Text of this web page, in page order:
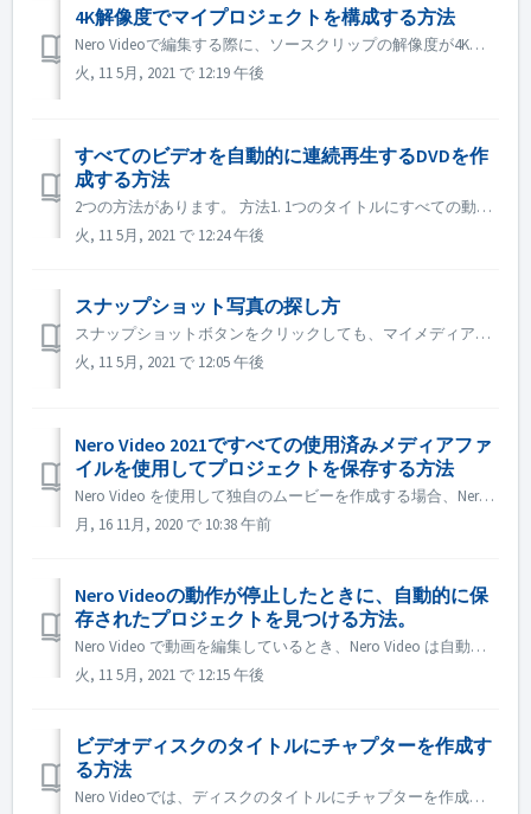
4K解像度でマイプロジェクトを構成する方法
Nero Videoで編集する際に、ソースクリップの解像度が4K以上で、出力ファイルも4Kにしたい場合は、以下の手順を行ってください。 1. 「オプション」→「ムービーオプション」を開き、「解像度」オプションを「UItra HD（4K）」にします。 2. プレビュー品質を向上させるために、プレビューエリアの...
火, 11 5月, 2021 で 12:19 午後
すべてのビデオを自動的に連続再生するDVDを作
成する方法
2つの方法があります。 方法1. 1つのタイトルにすべての動画ファイルを追加する。 編集画面で、自動的に連続再生させたいすべての動画ファイルをタイムラインに読み込みます。 次へのボタンをクリックして、DVDに書き込みます。 方法 2. タイトルに「End Action」を設定する...
火, 11 5月, 2021 で 12:24 午後
スナップショット写真の探し方
スナップショットボタンをクリックしても、マイメディアにスナップショット画像が表示されない場合があります。その場合は、以下の方法で確認してください。 1. ヘッドバーの「オプション」をクリックします。 2. アプリケーションの設定」をクリックします。 3. 保存タブでスナップショット画像のパスを確認します。...
火, 11 5月, 2021 で 12:05 午後
Nero Video 2021ですべての使用済みメディアファ
イルを使用してプロジェクトを保存する方法
Nero Video を使用して独自のムービーを作成する場合、Nero Video では、ビデオ、音楽、写真などのメディアファイルを別のフォルダや、テレビやカメラなどの別のデバイスからインポートすることができます。同時に、すべてのメディアファイルは「マイメディア」パレットで管理することができます。 メディアフ...
月, 16 11月, 2020 で 10:38 午前
Nero Videoの動作が停止したときに、自動的に保
存されたプロジェクトを見つける方法。
Nero Video で動画を編集しているとき、Nero Video は自動的にプロジェクトをバックグラウンドで保存します。 プロジェクトを保存する前に Nero Video の動作が停止した場合でも、この方法で自動保存されたプロジェクトを見つけることができます。 1. 次の場所にある ユーザ...
火, 11 5月, 2021 で 12:15 午後
ビデオディスクのタイトルにチャプターを作成す
る方法
Nero Videoでは、ディスクのタイトルにチャプターを作成するために、以下の操作を行います。 1. コンテンツ画面で、タイトルを選択します。 2. タイトルのプレビュー画面で、ポジションマーカーをチャプターを追加したい位置に移動します。 3. チャプターボタンをクリックすると、ドロップダウンメニューが...